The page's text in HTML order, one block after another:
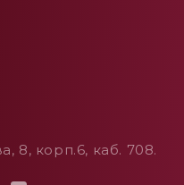
8, корп.6, каб. 708.